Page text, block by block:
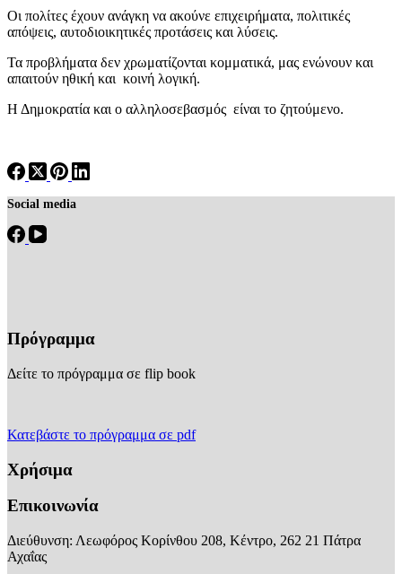
Οι πολίτες έχουν ανάγκη να ακούνε επιχειρήματα, πολιτικές
απόψεις, αυτοδιοικητικές προτάσεις και λύσεις.
Τα προβλήματα δεν χρωματίζονται κομματικά, μας ενώνουν και
απαιτούν ηθική και κοινή λογική.
Η Δημοκρατία και ο αλληλοσεβασμός είναι το ζητούμενο.
Social media
Πρόγραμμα
Δείτε το πρόγραμμα σε flip book
Κατεβάστε το πρόγραμμα σε pdf
Χρήσιμα
Επικοινωνία
Διεύθυνση: Λεωφόρος Κορίνθου 208, Κέντρο, 262 21 Πάτρα
Αχαΐας